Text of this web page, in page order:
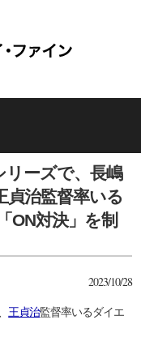
リーズで、長嶋
貞治監督率いる
ON対決」を制
2023/10/28
王貞治監督率いるダイエ